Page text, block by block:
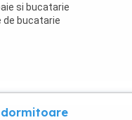
si bucatarie
de bucatarie